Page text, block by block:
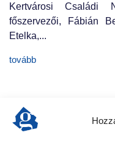
Kertvárosi Családi
főszervezői, Fábián
Etelka,...
tovább